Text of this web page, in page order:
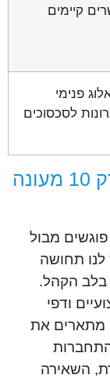
קיימים
פנימי
לסכסוכים
סקירת תגובות הצופים על פרק 10 מעונה
אנו בסדרת "הבוזגלוס" עונה 8 פרק 10 פוגשים מבול
תחושה
בלב הקהל.
ודפי
מתארים את
השאירה